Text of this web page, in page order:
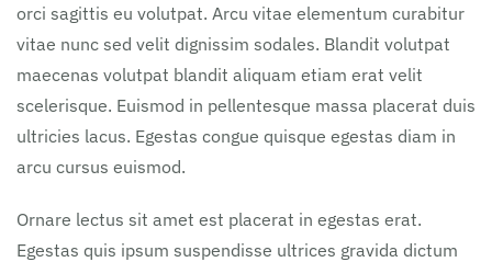
orci sagittis eu volutpat. Arcu vitae elementum curabitur
vitae nunc sed velit dignissim sodales. Blandit volutpat
maecenas volutpat blandit aliquam etiam erat velit
scelerisque. Euismod in pellentesque massa placerat duis
ultricies lacus. Egestas congue quisque egestas diam in
arcu cursus euismod.
Ornare lectus sit amet est placerat in egestas erat.
Egestas quis ipsum suspendisse ultrices gravida dictum